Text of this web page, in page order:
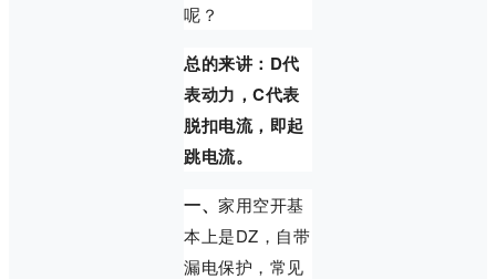
呢？
总的来讲：D代
表动力，C代表
脱扣电流，即起
跳电流。
一、 家用空开基
本上是DZ，自带
漏电保护，常见